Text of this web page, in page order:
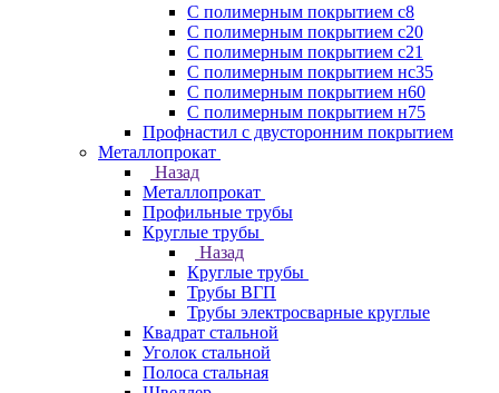
С полимерным покрытием с8
С полимерным покрытием с20
С полимерным покрытием с21
С полимерным покрытием нс35
С полимерным покрытием н60
С полимерным покрытием н75
Профнастил с двусторонним покрытием
Металлопрокат
Назад
Металлопрокат
Профильные трубы
Круглые трубы
Назад
Круглые трубы
Трубы ВГП
Трубы электросварные круглые
Квадрат стальной
Уголок стальной
Полоса стальная